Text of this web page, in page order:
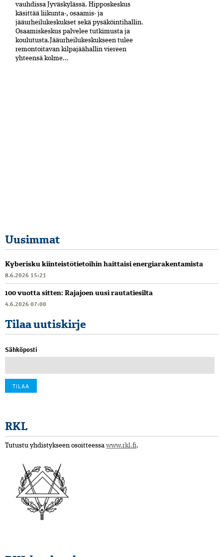
vauhdissa Jyväskylässä. Hipposkeskus
käsittää liikunta-, osaamis- ja
jääurheilukeskukset sekä pysäköintihallin.
Osaamiskeskus palvelee tutkimusta ja
koulutusta.Jääurheilukeskukseen tulee
remontoitavan kilpajäähallin viereen
yhteensä kolme...
Uusimmat
Kyberisku kiinteistötietoihin haittaisi energiarakentamista
8.6.2026 15:21
100 vuotta sitten: Rajajoen uusi rautatiesilta
4.6.2026 07:00
Tilaa uutiskirje
Sähköposti
RKL
Tutustu yhdistykseen osoitteessa www.rkl.fi.